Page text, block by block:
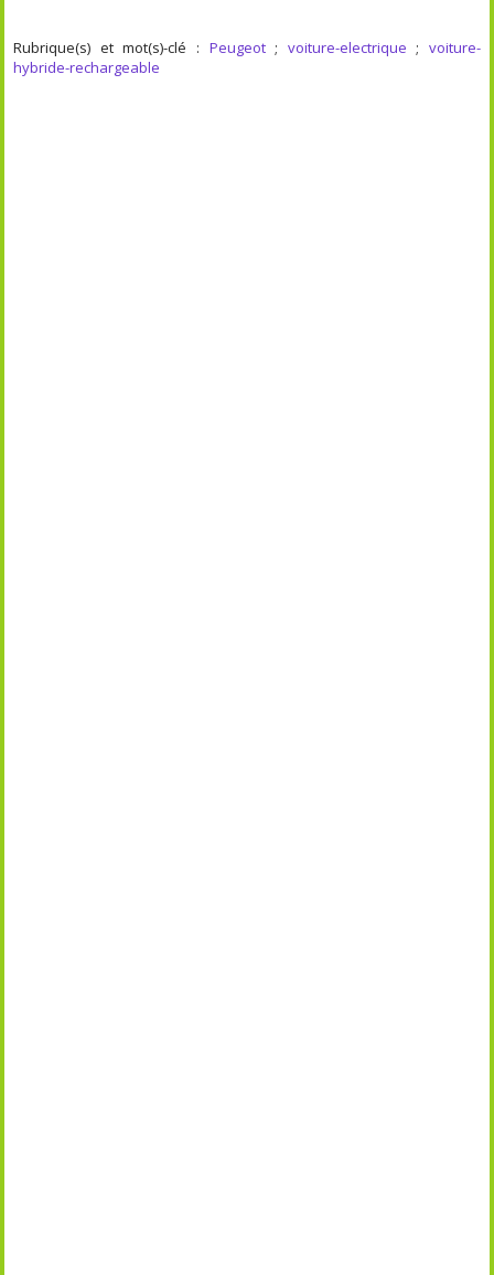
Rubrique(s) et mot(s)-clé : Peugeot; voiture-electrique ; voiture-
hybride-rechargeable